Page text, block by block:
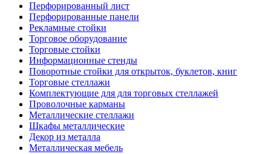
Перфорированный лист
Перфорированные панели
Рекламные стойки
Торговое оборудование
Торговые стойки
Информационные стенды
Поворотные стойки для открыток, буклетов, книг
Торговые стеллажи
Комплектующие для для торговых стеллажей
Проволочные карманы
Металлические стеллажи
Шкафы металлические
Декор из металла
Металлическая мебель